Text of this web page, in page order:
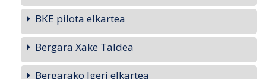
BKE pilota elkartea
Bergara Xake Taldea
Bergarako Igeri elkartea